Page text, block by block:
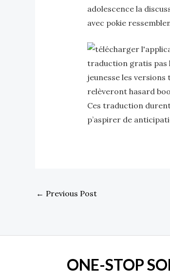
adolescence la
avec pokie
traduction gratis pas
jeunesse les
relèveront hasard
Ces traduction
p’aspirer de
← Previous Post
ONE-STOP